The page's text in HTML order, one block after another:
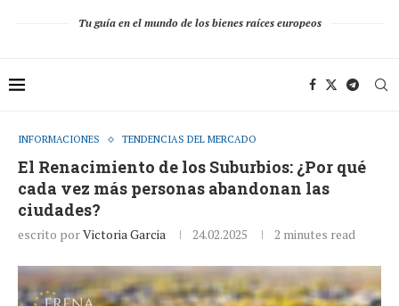
Tu guía en el mundo de los bienes raíces europeos
INFORMACIONES TENDENCIAS DEL MERCADO
El Renacimiento de los Suburbios: ¿Por qué
cada vez más personas abandonan las
ciudades?
escrito porVictoria Garcia 24.02.2025 2 minutes read